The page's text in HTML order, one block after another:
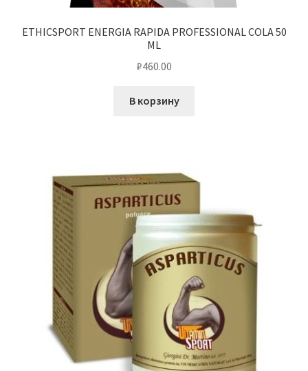
ETHICSPORT ENERGIA RAPIDA PROFESSIONAL COLA 50
ML
₽460.00
В корзину